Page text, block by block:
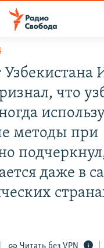
что
методы при
даже в